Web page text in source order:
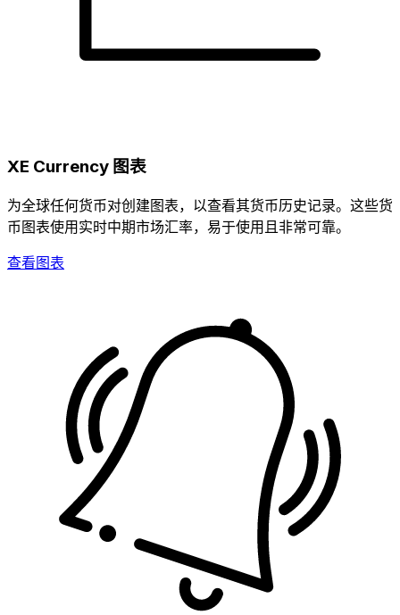
XE Currency 图表
为全球任何货币对创建图表，以查看其货币历史记录。这些货
币图表使用实时中期市场汇率，易于使用且非常可靠。
查看图表